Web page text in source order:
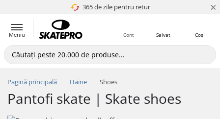
365 de zile pentru retur
4.8 a 5 ×
Meniu Coș
Salvat
Cont
Pagină principală Haine Shoes
Pantofi skate | Skate shoes